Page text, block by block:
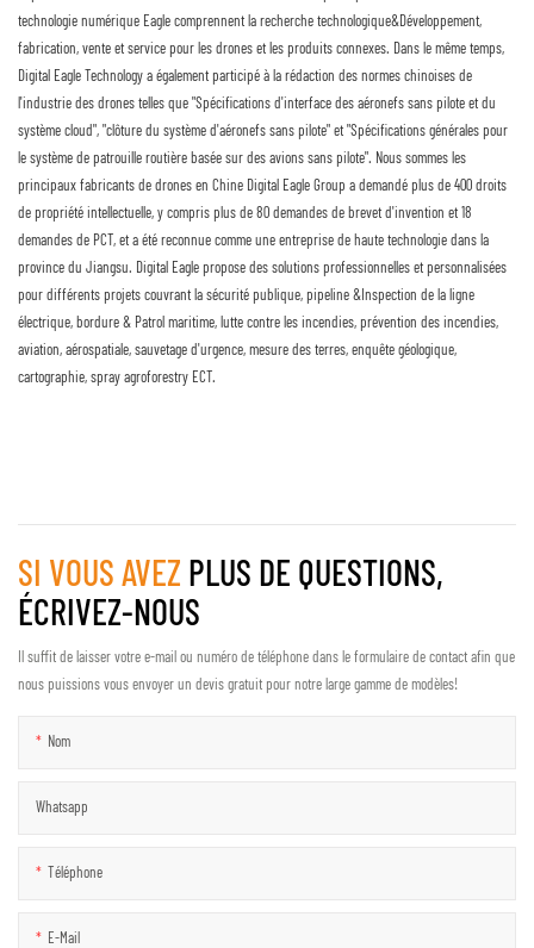
technologie numérique Eagle comprennent la recherche technologique&Développement,
fabrication, vente et service pour les drones et les produits connexes. Dans le même temps,
Digital Eagle Technology a également participé à la rédaction des normes chinoises de
l'industrie des drones telles que "Spécifications d'interface des aéronefs sans pilote et du
système cloud", "clôture du système d'aéronefs sans pilote" et "Spécifications générales pour
le système de patrouille routière basée sur des avions sans pilote". Nous sommes les
principaux fabricants de drones en Chine Digital Eagle Group a demandé plus de 400 droits
de propriété intellectuelle, y compris plus de 80 demandes de brevet d'invention et 18
demandes de PCT, et a été reconnue comme une entreprise de haute technologie dans la
province du Jiangsu. Digital Eagle propose des solutions professionnelles et personnalisées
pour différents projets couvrant la sécurité publique, pipeline &Inspection de la ligne
électrique, bordure & Patrol maritime, lutte contre les incendies, prévention des incendies,
aviation, aérospatiale, sauvetage d'urgence, mesure des terres, enquête géologique,
cartographie, spray agroforestry ECT.
SI VOUS AVEZ PLUS DE QUESTIONS,
ÉCRIVEZ-NOUS
Il suffit de laisser votre e-mail ou numéro de téléphone dans le formulaire de contact afin que
nous puissions vous envoyer un devis gratuit pour notre large gamme de modèles!
Nom
Whatsapp
Téléphone
E-Mail